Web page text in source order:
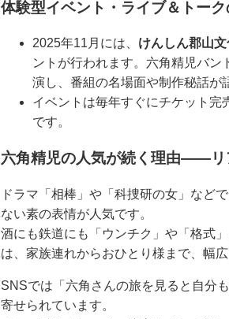
体験型イベント・ライブ＆トー
2025年11月には、 けんしん郡山
ントが行われます。六角精児バ
演し、番組の名場面や制作秘話が
イベントは毎年すぐにチケット完
です。
六角精児の人気が続く理由――リ
ドラマ「相棒」や「科捜研の女」など
ない素の表情が人気です。
酒にも鉄道にも「ウンチク」や「格式
は、家族連れからおひとり様まで、幅
SNSでは「六角さんの旅を見ると自分
寄せられています。